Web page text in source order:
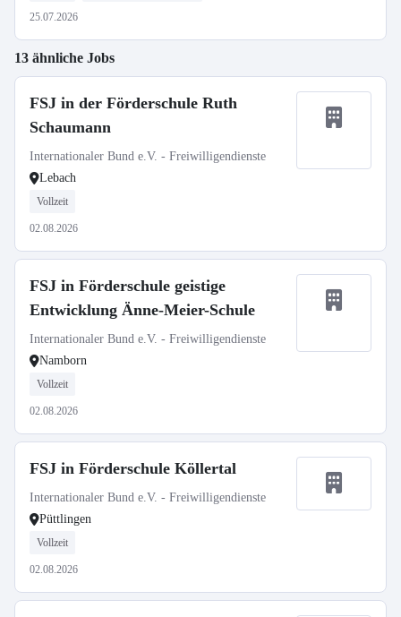
25.07.2026
13 ähnliche Jobs
FSJ in der Förderschule Ruth
Schaumann
Internationaler Bund e.V. - Freiwilligendienste
Lebach
Vollzeit
02.08.2026
FSJ in Förderschule geistige
Entwicklung Änne-Meier-Schule
Internationaler Bund e.V. - Freiwilligendienste
Namborn
Vollzeit
02.08.2026
FSJ in Förderschule Köllertal
Internationaler Bund e.V. - Freiwilligendienste
Püttlingen
Vollzeit
02.08.2026